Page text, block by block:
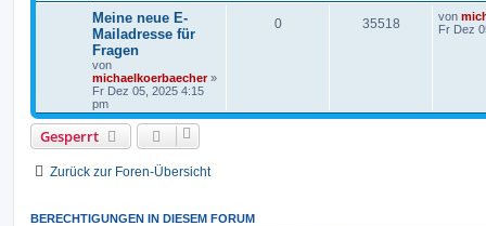
Meine neue E-
Mailadresse für
Fragen
von
michaelkoerbaecher»
Fr Dez 05, 2025 4:15
pm
0 35518 von
Fr Dez
Gesperrt
Zurück zur Foren-Übersicht
BERECHTIGUNGEN IN DIESEM FORUM